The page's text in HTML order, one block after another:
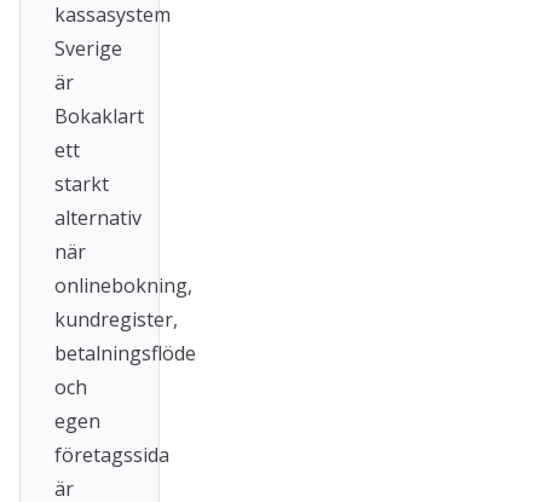
kassasystem
Sverige
är
Bokaklart
ett
starkt
alternativ
när
onlinebokning,
kundregister,
betalningsflöde
och
egen
företagssida
är